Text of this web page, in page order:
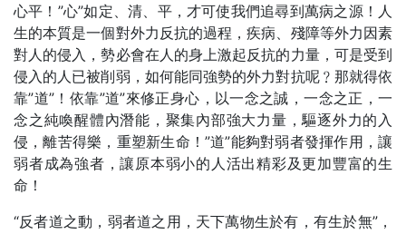
心平！”心”如定、清、平，才可使我們追尋到萬病之源！人
生的本質是一個對外力反抗的過程，疾病、殘障等外力因素
對人的侵入，勢必會在人的身上激起反抗的力量，可是受到
侵入的人已被削弱，如何能同強勢的外力對抗呢﹖那就得依
靠”道”！依靠”道”來修正身心，以一念之誠，一念之正，一
念之純喚醒體內潛能，聚集內部強大力量，驅逐外力的入
侵，離苦得樂，重塑新生命！”道”能夠對弱者發揮作用，讓
弱者成為強者，讓原本弱小的人活出精彩及更加豐富的生
命！
“反者道之動，弱者道之用，天下萬物生於有，有生於無”，